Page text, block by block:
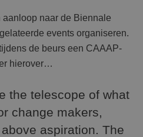
naar de Biennale
events organiseren.
de beurs een CAAAP-
hierover…
the telescope of what
change makers,
aspiration. The